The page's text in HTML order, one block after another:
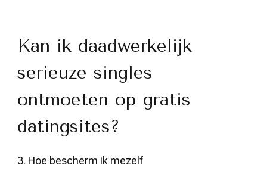
Kan ik daadwerkelijk
serieuze singles
ontmoeten op gratis
datingsites?
3. Hoe bescherm ik mezelf